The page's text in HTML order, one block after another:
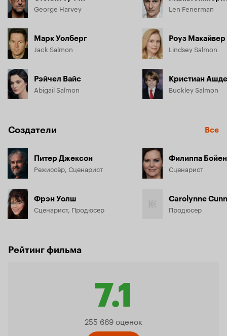
George Harvey
Марк Уолберг
Jack Salmon
Рэйчел Вайс
Abigail Salmon
Len Fenerman
Роуз Макайвер
Lindsey Salmon
Кристиан
Buckley Salmon
Создатели Все
Питер Джексон
Режиссёр, Сценарист
Фрэн Уолш
Сценарист, Продюсер
Филиппа
Сценарист
Carolynne
Продюсер
Рейтинг фильма
7.1
255 669 оценок